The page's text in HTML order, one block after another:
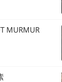
MURMUR